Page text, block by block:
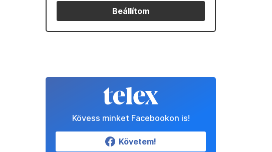
Beállítom
Kövess minket Facebookon is!
Követem!